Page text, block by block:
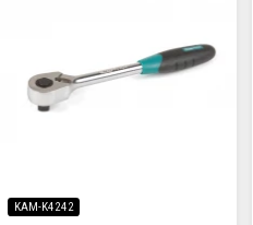
KAM-K4242